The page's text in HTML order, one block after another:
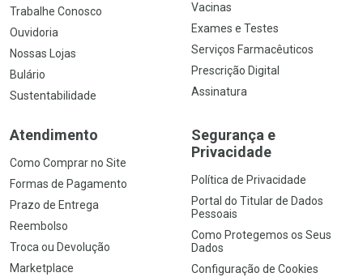
Trabalhe Conosco
Ouvidoria
Nossas Lojas
Bulário
Sustentabilidade
Vacinas
Exames e Testes
Serviços Farmacêuticos
Prescrição Digital
Assinatura
Atendimento
Como Comprar no Site
Formas de Pagamento
Prazo de Entrega
Reembolso
Troca ou Devolução
Marketplace
Segurança e
Privacidade
Política de Privacidade
Portal do Titular de Dados
Pessoais
Como Protegemos os Seus
Dados
Configuração de Cookies